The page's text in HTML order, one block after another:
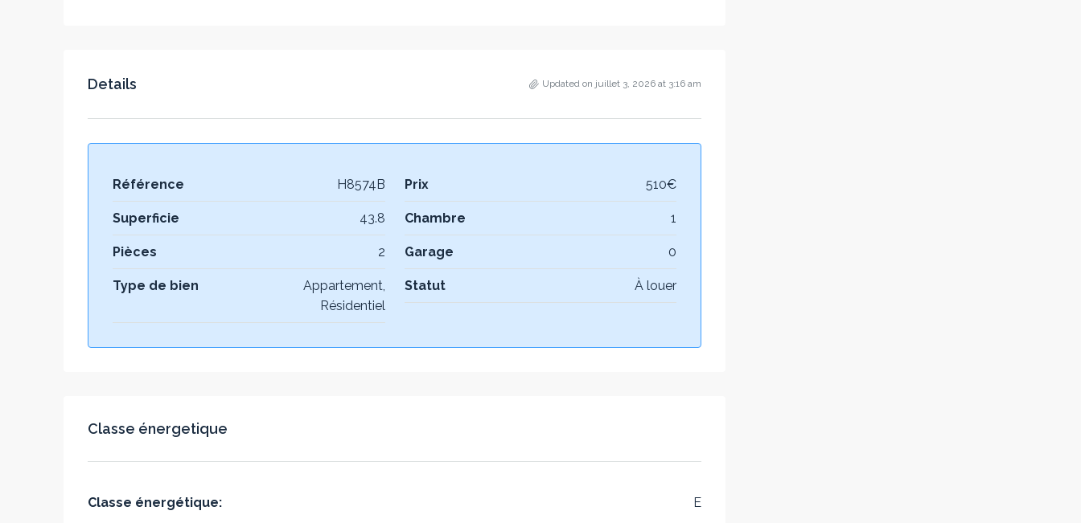
Details Updated on juillet 3, 2026 at 3:16 am
Référence H8574B Prix 510€
Superficie 43.8 Chambre 1
Pièces 2 Garage 0
Type de bien
Appartement,
Résidentiel
Statut À louer
Classe énergetique
Classe énergétique: E